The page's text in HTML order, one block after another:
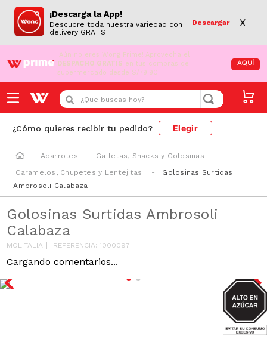
¡Descarga la App!
Descubre toda nuestra variedad con
delivery GRATIS
Descargar X
¡Aún no eres Wong Prime! Aprovecha el
DESPACHO GRATIS en tus compras de
supermercado desde S/79.90
AQUÍ
¿Que buscas hoy?
¿Cómo quieres recibir tu pedido? Elegir
Abarrotes
Galletas, Snacks y Golosinas
Caramelos, Chupetes y Lentejitas
Golosinas Surtidas
Ambrosoli Calabaza
Golosinas Surtidas Ambrosoli
Calabaza
MOLITALIA REFERENCIA:1000097